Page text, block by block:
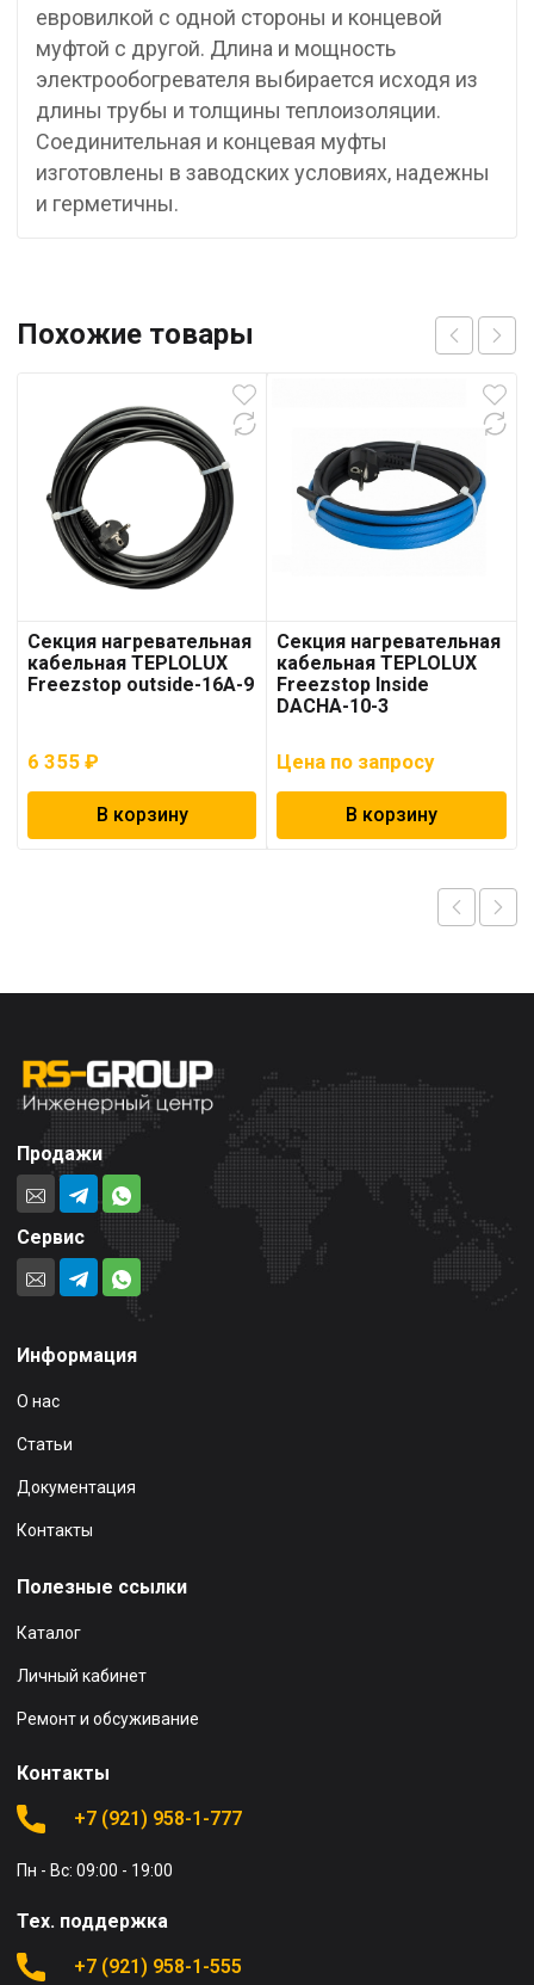
евровилкой с одной стороны и концевой
муфтой с другой. Длина и мощность
электрообогревателя выбирается исходя из
длины трубы и толщины теплоизоляции.
Соединительная и концевая муфты
изготовлены в заводских условиях, надежны
и герметичны.
Похожие товары
Секция нагревательная
кабельная TEPLOLUX
Freezstop outside-16A-9
6 355 ₽
В корзину
Секция нагревательная
кабельная TEPLOLUX
Freezstop Inside
DACHA-10-3
Цена по запросу
В корзину
Продажи
Сервис
Информация
О нас
Статьи
Документация
Контакты
Полезные ссылки
Каталог
Личный кабинет
Ремонт и обсуживание
Контакты
+7 (921) 958-1-777
Пн - Вс: 09:00 - 19:00
Тех. поддержка
+7 (921) 958-1-555